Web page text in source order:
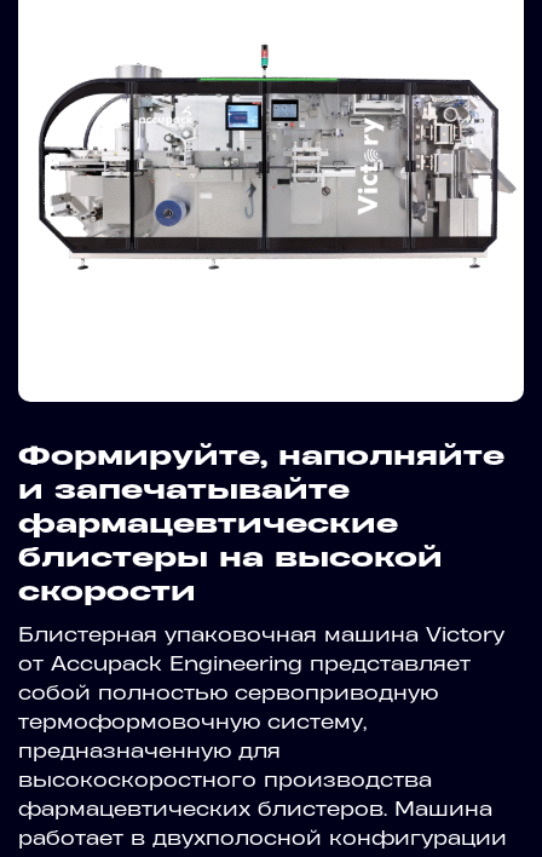
Формируйте, наполняйте
и запечатывайте
фармацевтические
блистеры на высокой
скорости
Блистерная упаковочная машина Victory
от Accupack Engineering представляет
собой полностью сервоприводную
термоформовочную систему,
предназначенную для
высокоскоростного производства
фармацевтических блистеров. Машина
работает в двухполосной конфигурации